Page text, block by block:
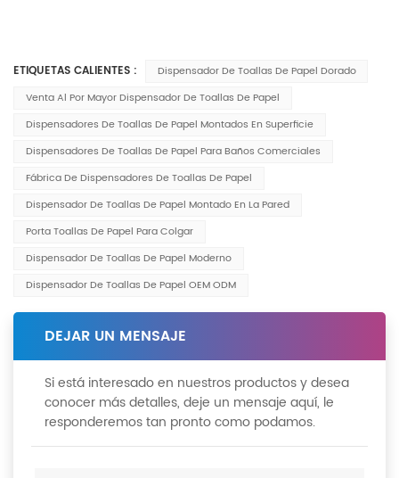
ETIQUETAS CALIENTES :
Dispensador De Toallas De Papel Dorado
Venta Al Por Mayor Dispensador De Toallas De Papel
Dispensadores De Toallas De Papel Montados En Superficie
Dispensadores De Toallas De Papel Para Baños Comerciales
Fábrica De Dispensadores De Toallas De Papel
Dispensador De Toallas De Papel Montado En La Pared
Porta Toallas De Papel Para Colgar
Dispensador De Toallas De Papel Moderno
Dispensador De Toallas De Papel OEM ODM
DEJAR UN MENSAJE
Si está interesado en nuestros productos y desea
conocer más detalles, deje un mensaje aquí, le
responderemos tan pronto como podamos.